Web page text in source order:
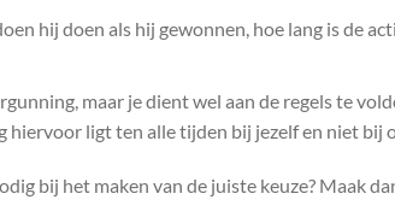
hij doen als hij gewonnen, hoe lang is de
maar je dient wel aan de regels te
ligt ten alle tijden bij jezelf en niet bij
bij het maken van de juiste keuze? Maak